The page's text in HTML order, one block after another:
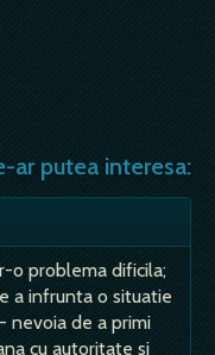
ar putea interesa:
o problema dificila;
a infrunta o situatie
nevoia de a primi
cu autoritate si